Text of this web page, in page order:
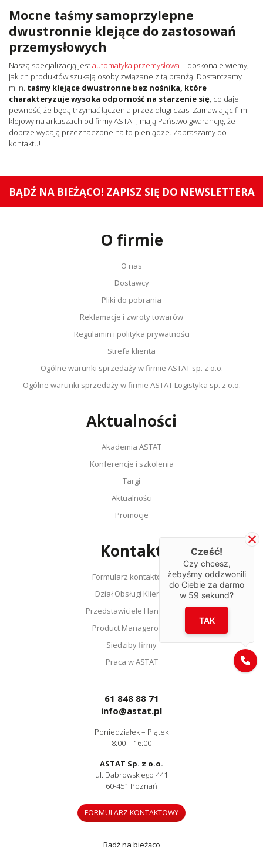
Mocne taśmy samoprzylepne
dwustronnie klejące do zastosowań
przemysłowych
Naszą specjalizacją jestautomatyka przemysłowa – doskonale wiemy,
jakich produktów szukają osoby związane z tą branżą. Dostarczamy
m.in. taśmy klejące dwustronne bez nośnika, które
charakteryzuje wysoka odporność na starzenie się , co daje
pewność, że będą trzymać łączenia przez długi czas. Zamawiając film
klejowy na arkuszach od firmy ASTAT, mają Państwo gwarancję, że
dobrze wydają przeznaczone na to pieniądze. Zapraszamy do
kontaktu!
BĄDŹ NA BIEŻĄCO! ZAPISZ SIĘ DO NEWSLETTERA
O firmie
O nas
Dostawcy
Pliki do pobrania
Reklamacje i zwroty towarów
Regulamin i polityka prywatności
Strefa klienta
Ogólne warunki sprzedaży w firmie ASTAT sp. z o.o.
Ogólne warunki sprzedaży w firmie ASTAT Logistyka sp. z o.o.
Aktualności
Akademia ASTAT
Konferencje i szkolenia
Targi
Aktualności
Promocje
Kontakt
Formularz kontaktowy
Dział Obsługi Klienta
Przedstawiciele Handlowi
Product Managerowie
Siedziby firmy
Praca w ASTAT
61 848 88 71
info@astat.pl
Poniedziałek – Piątek
8:00 – 16:00
ASTAT Sp. z o.o.
ul. Dąbrowskiego 441
60-451 Poznań
FORMULARZ KONTAKTOWY
Bądź na bieżąco
Cześć!
Czy chcesz,
żebyśmy oddzwonili
do Ciebie za darmo
w 59 sekund?
TAK